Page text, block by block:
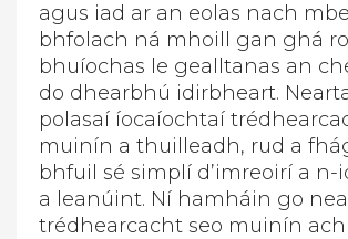
agus iad ar an eolas nach
bhfolach ná mhoill gan ghá
bhuíochas le gealltanas an
do dhearbhú idirbheart.
polasaí íocaíochtaí
muinín a thuilleadh, rud a
bhfuil sé simplí d’imreoirí a n-
a leanúint. Ní hamháin go
trédhearcacht seo muinín